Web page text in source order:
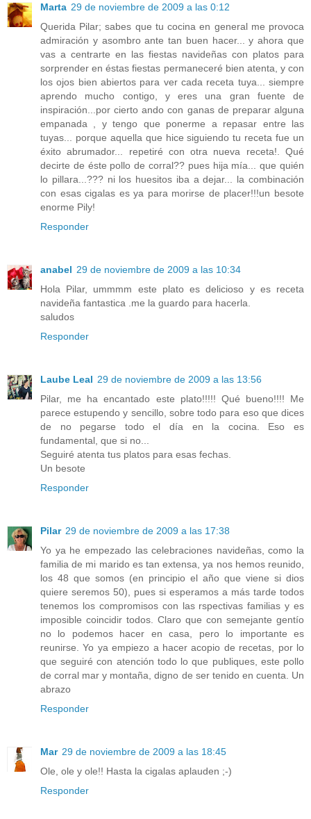
Marta 29 de noviembre de 2009 a las 0:12
Querida Pilar; sabes que tu cocina en general me provoca
admiración y asombro ante tan buen hacer... y ahora que
vas a centrarte en las fiestas navideñas con platos para
sorprender en éstas fiestas permaneceré bien atenta, y con
los ojos bien abiertos para ver cada receta tuya... siempre
aprendo mucho contigo, y eres una gran fuente de
inspiración...por cierto ando con ganas de preparar alguna
empanada , y tengo que ponerme a repasar entre las
tuyas... porque aquella que hice siguiendo tu receta fue un
éxito abrumador... repetiré con otra nueva receta!. Qué
decirte de éste pollo de corral?? pues hija mía... que quién
lo pillara...??? ni los huesitos iba a dejar... la combinación
con esas cigalas es ya para morirse de placer!!!un besote
enorme Pily!
Responder
anabel 29 de noviembre de 2009 a las 10:34
Hola Pilar, ummmm este plato es delicioso y es receta
navideña fantastica .me la guardo para hacerla.
saludos
Responder
Laube Leal 29 de noviembre de 2009 a las 13:56
Pilar, me ha encantado este plato!!!!! Qué bueno!!!! Me
parece estupendo y sencillo, sobre todo para eso que dices
de no pegarse todo el día en la cocina. Eso es
fundamental, que si no...
Seguiré atenta tus platos para esas fechas.
Un besote
Responder
Pilar 29 de noviembre de 2009 a las 17:38
Yo ya he empezado las celebraciones navideñas, como la
familia de mi marido es tan extensa, ya nos hemos reunido,
los 48 que somos (en principio el año que viene si dios
quiere seremos 50), pues si esperamos a más tarde todos
tenemos los compromisos con las rspectivas familias y es
imposible coincidir todos. Claro que con semejante gentío
no lo podemos hacer en casa, pero lo importante es
reunirse. Yo ya empiezo a hacer acopio de recetas, por lo
que seguiré con atención todo lo que publiques, este pollo
de corral mar y montaña, digno de ser tenido en cuenta. Un
abrazo
Responder
Mar 29 de noviembre de 2009 a las 18:45
Ole, ole y ole!! Hasta la cigalas aplauden ;-)
Responder